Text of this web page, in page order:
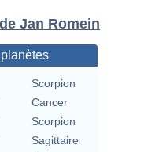
Jan Romein
Scorpion
Cancer
Scorpion
Sagittaire